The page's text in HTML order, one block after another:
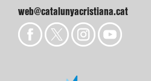
web@catalunyacristiana.cat